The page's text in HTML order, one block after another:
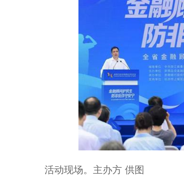
活动现场。主办方 供图